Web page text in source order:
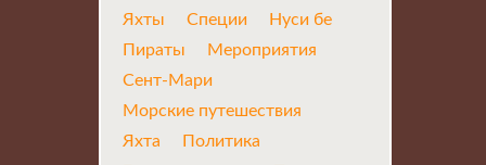
Яхты
Специи
Нуси бе
Пираты
Мероприятия
Сент-Мари
Морские путешествия
Яхта
Политика